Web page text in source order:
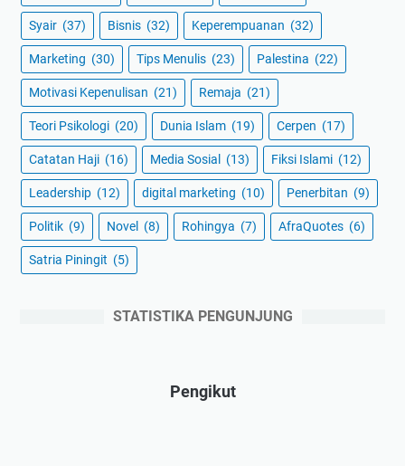
Syair (37) Bisnis (32) Keperempuanan (32)
Marketing (30) Tips Menulis (23) Palestina (22)
Motivasi Kepenulisan (21) Remaja (21)
Teori Psikologi (20) Dunia Islam (19) Cerpen (17)
Catatan Haji (16) Media Sosial (13) Fiksi Islami (12)
Leadership (12) digital marketing (10) Penerbitan (9)
Politik (9) Novel (8) Rohingya (7) AfraQuotes (6)
Satria Piningit (5)
STATISTIKA PENGUNJUNG
Pengikut